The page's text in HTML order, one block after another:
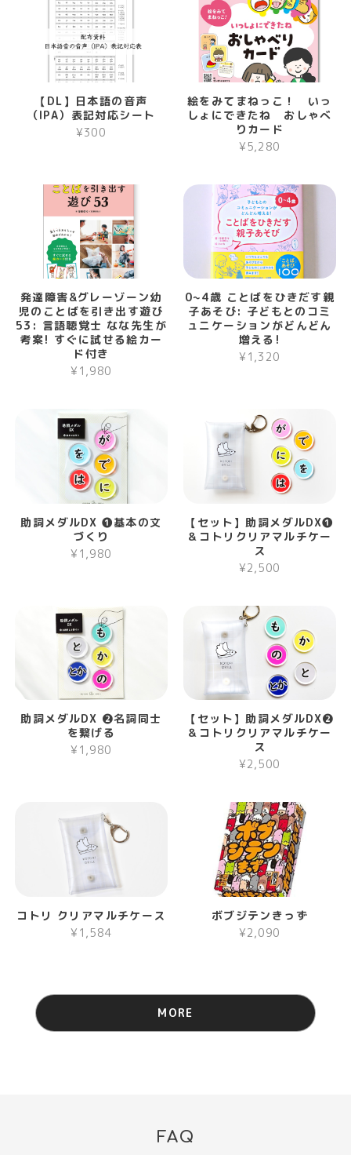
【DL】日本語の音声
（IPA）表記対応シート
¥300
絵をみてまねっこ！ いっ
しょにできたね おしゃべ
りカード
¥5,280
発達障害&グレーゾーン幼
児のことばを引き出す遊び
53: 言語聴覚士 なな先生が
考案! すぐに試せる絵カー
ド付き
¥1,980
0~4歳 ことばをひきだす親
子あそび: 子どもとのコミ
ュニケーションがどんどん
増える!
¥1,320
助詞メダルDX ❶基本の文
づくり
¥1,980
【セット】助詞メダルDX❶
＆コトリクリアマルチケー
ス
¥2,500
助詞メダルDX ❷名詞同士
を繋げる
¥1,980
【セット】助詞メダルDX❷
＆コトリクリアマルチケー
ス
¥2,500
コトリ クリアマルチケース
¥1,584
ボブジテンきっず
¥2,090
MORE
FAQ